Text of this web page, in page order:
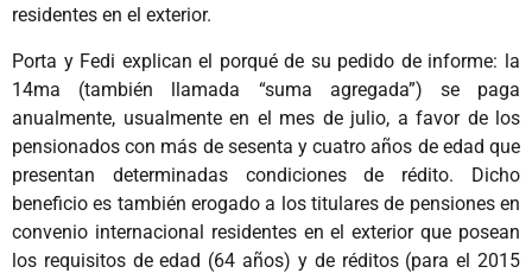
residentes en el exterior.
Porta y Fedi explican el porqué de su pedido de informe: la
14ma (también llamada “suma agregada”) se paga
anualmente, usualmente en el mes de julio, a favor de los
pensionados con más de sesenta y cuatro años de edad que
presentan determinadas condiciones de rédito. Dicho
beneficio es también erogado a los titulares de pensiones en
convenio internacional residentes en el exterior que posean
los requisitos de edad (64 años) y de réditos (para el 2015